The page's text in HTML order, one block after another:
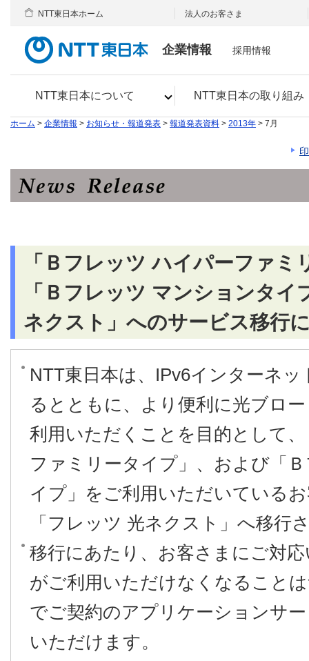
企業情報
NTT東日本について NTT東日本の取り組み
NTT東日本ホーム 法人のお客さま
採用情報
ホーム > 企業情報 > お知らせ・報道発表 > 報道発表資料 > 2013年 > 7月
「Ｂフレッツ ハイパーファ
「Ｂフレッツ マンションタイ
ネクスト」へのサービス移行
NTT東日本は、IPv6インターネ
るとともに、より便利に光ブロ
利用いただくことを目的として
ファミリータイプ」、および「
イプ」をご利用いただいている
「フレッツ 光ネクスト」へ移行
移行にあたり、お客さまにご対
がご利用いただけなくなること
でご契約のアプリケーションサ
いただけます。